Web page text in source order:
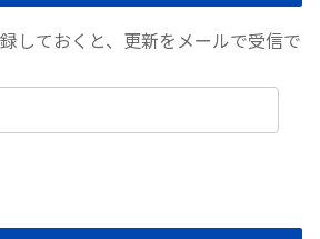
しておくと、更新をメールで受信で